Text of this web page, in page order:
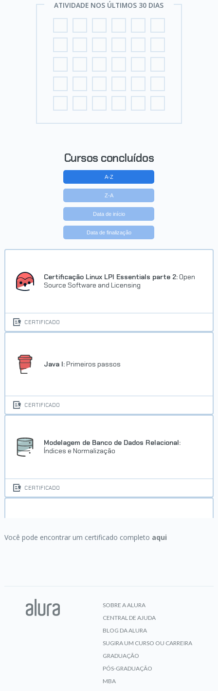
ATIVIDADE NOS ÚLTIMOS 30 DIAS
Cursos concluídos
A-Z
Z-A
Data de início
Data de finalização
Certificação Linux LPI Essentials parte 2: Open
Source Software and Licensing
CERTIFICADO
Java I: Primeiros passos
CERTIFICADO
Modelagem de Banco de Dados Relacional:
Índices e Normalização
CERTIFICADO
Spring MVC4
Você pode encontrar um certificado completo aqui
SOBRE A ALURA
CENTRAL DE AJUDA
BLOG DA ALURA
SUGIRA UM CURSO OU CARREIRA
GRADUAÇÃO
PÓS-GRADUAÇÃO
MBA